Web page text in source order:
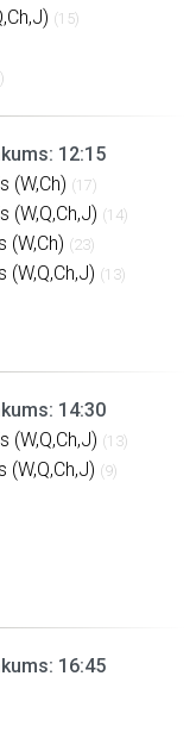
(15)
12:15
(W,Ch) (17)
(W,Q,Ch,J) (14)
(W,Ch) (23)
(13)
14:30
(W,Q,Ch,J) (13)
(9)
16:45